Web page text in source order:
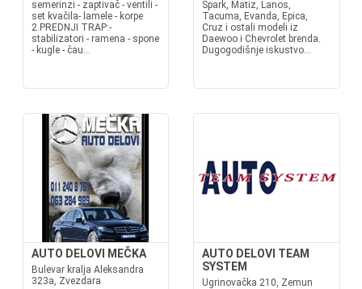
semerinzi - zaptivač - ventili -
set kvačila- lamele - korpe
2.PREDNJI TRAP:-
stabilizatori - ramena - spone
- kugle - čau...
Spark, Matiz, Lanos,
Tacuma, Evanda, Epica,
Cruz i ostali modeli iz
Daewoo i Chevrolet brenda.
Dugogodišnje iskustvo...
AUTO DELOVI MEČKA
Bulevar kralja Aleksandra
323a, Zvezdara
AUTO DELOVI TEAM
SYSTEM
Ugrinovačka 210, Zemun